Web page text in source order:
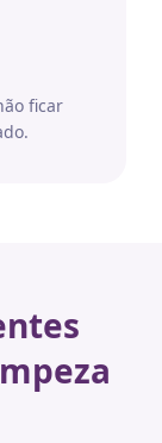
ficar